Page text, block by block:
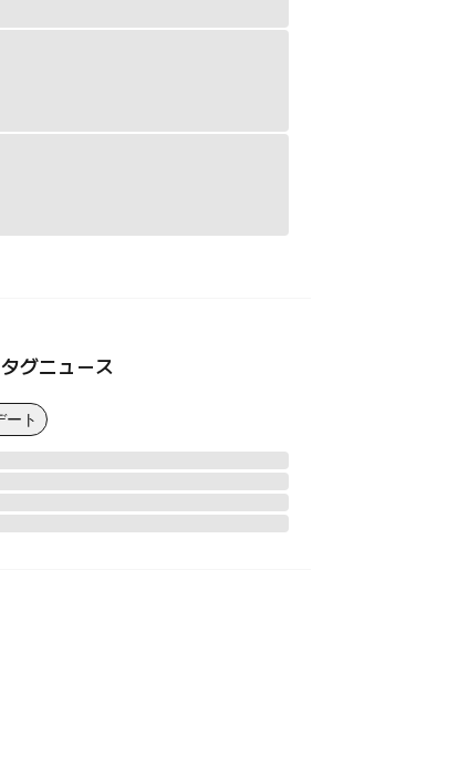
グニュース
ート